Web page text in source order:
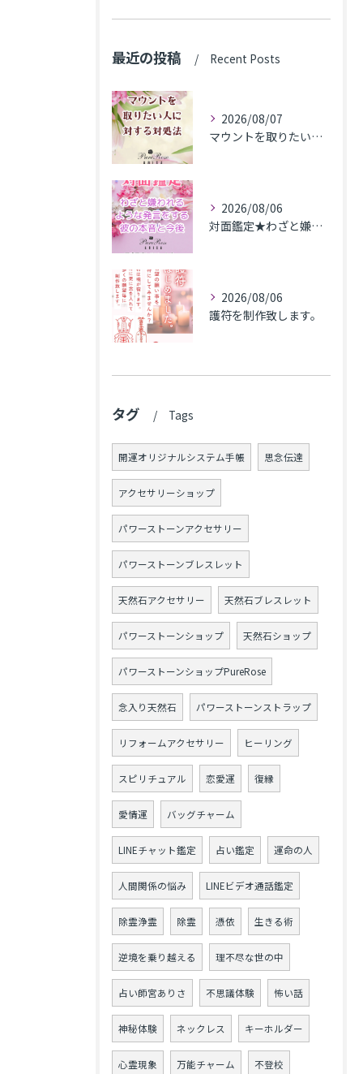
最近の投稿 Recent Posts
2026/08/07
マウントを取りたい人に対する対処法
2026/08/06
対面鑑定★わざと嫌われるような発言をする彼の本音と今後★埼玉県M.K様
2026/08/06
護符を制作致します。
タグ Tags
開運オリジナルシステム手帳 思念伝達
アクセサリーショップ
パワーストーンアクセサリー
パワーストーンブレスレット
天然石アクセサリー 天然石ブレスレット
パワーストーンショップ 天然石ショップ
パワーストーンショップPureRose
念入り天然石 パワーストーンストラップ
リフォームアクセサリー ヒーリング
スピリチュアル 恋愛運 復縁
愛情運 バッグチャーム
LINEチャット鑑定 占い鑑定 運命の人
人間関係の悩み LINEビデオ通話鑑定
除霊浄霊 除霊 憑依 生きる術
逆境を乗り越える 理不尽な世の中
占い師宮ありさ 不思議体験 怖い話
神秘体験 ネックレス キーホルダー
心霊現象 万能チャーム 不登校